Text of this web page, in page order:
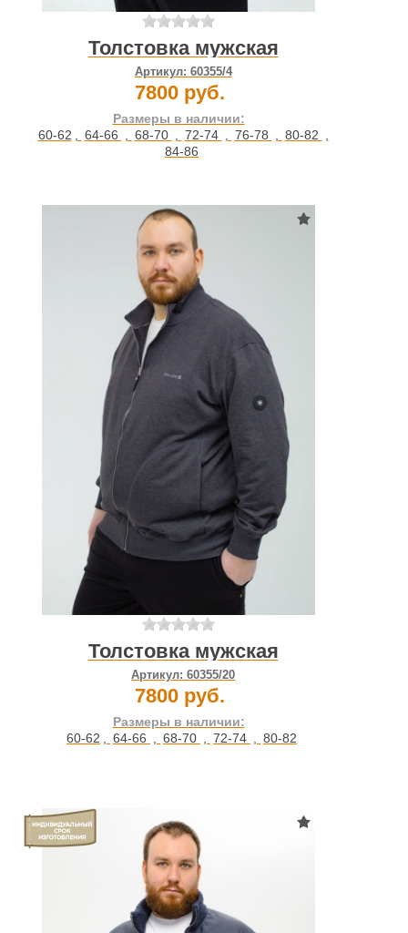
Толстовка мужская
Артикул: 60355/4
7800 руб.
Размеры в наличии:
60-62
64-66 68-70 72-74 76-78 80-82
84-86
Толстовка мужская
Артикул: 60355/20
7800 руб.
Размеры в наличии:
60-62 , 64-66 , 68-70 , 72-74 , 80-82